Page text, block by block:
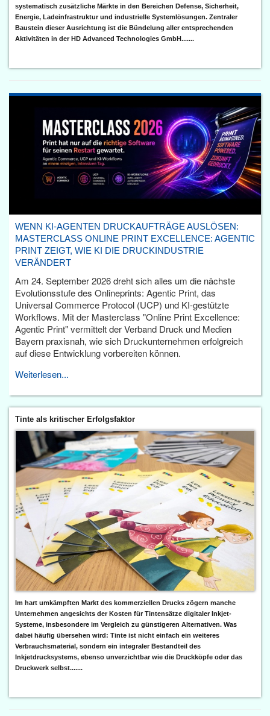
systematisch zusätzliche Märkte in den Bereichen Defense, Sicherheit,
Energie, Ladeinfrastruktur und industrielle Systemlösungen. Zentraler
Baustein dieser Ausrichtung ist die Bündelung aller entsprechenden
Aktivitäten in der HD Advanced Technologies GmbH.......
WENN KI-AGENTEN DRUCKAUFTRÄGE AUSLÖSEN:
MASTERCLASS ONLINE PRINT EXCELLENCE: AGENTIC
PRINT ZEIGT, WIE KI DIE DRUCKINDUSTRIE
VERÄNDERT
Am 24. September 2026 dreht sich alles um die nächste
Evolutionsstufe des Onlineprints: Agentic Print, das
Universal Commerce Protocol (UCP) und KI-gestützte
Workflows. Mit der Masterclass "Online Print Excellence:
Agentic Print" vermittelt der Verband Druck und Medien
Bayern praxisnah, wie sich Druckunternehmen erfolgreich
auf diese Entwicklung vorbereiten können.
Weiterlesen...
Tinte als kritischer Erfolgsfaktor
Im hart umkämpften Markt des kommerziellen Drucks zögern manche
Unternehmen angesichts der Kosten für Tintensätze digitaler Inkjet-
Systeme, insbesondere im Vergleich zu günstigeren Alternativen. Was
dabei häufig übersehen wird: Tinte ist nicht einfach ein weiteres
Verbrauchsmaterial, sondern ein integraler Bestandteil des
Inkjetdrucksystems, ebenso unverzichtbar wie die Druckköpfe oder das
Druckwerk selbst.......